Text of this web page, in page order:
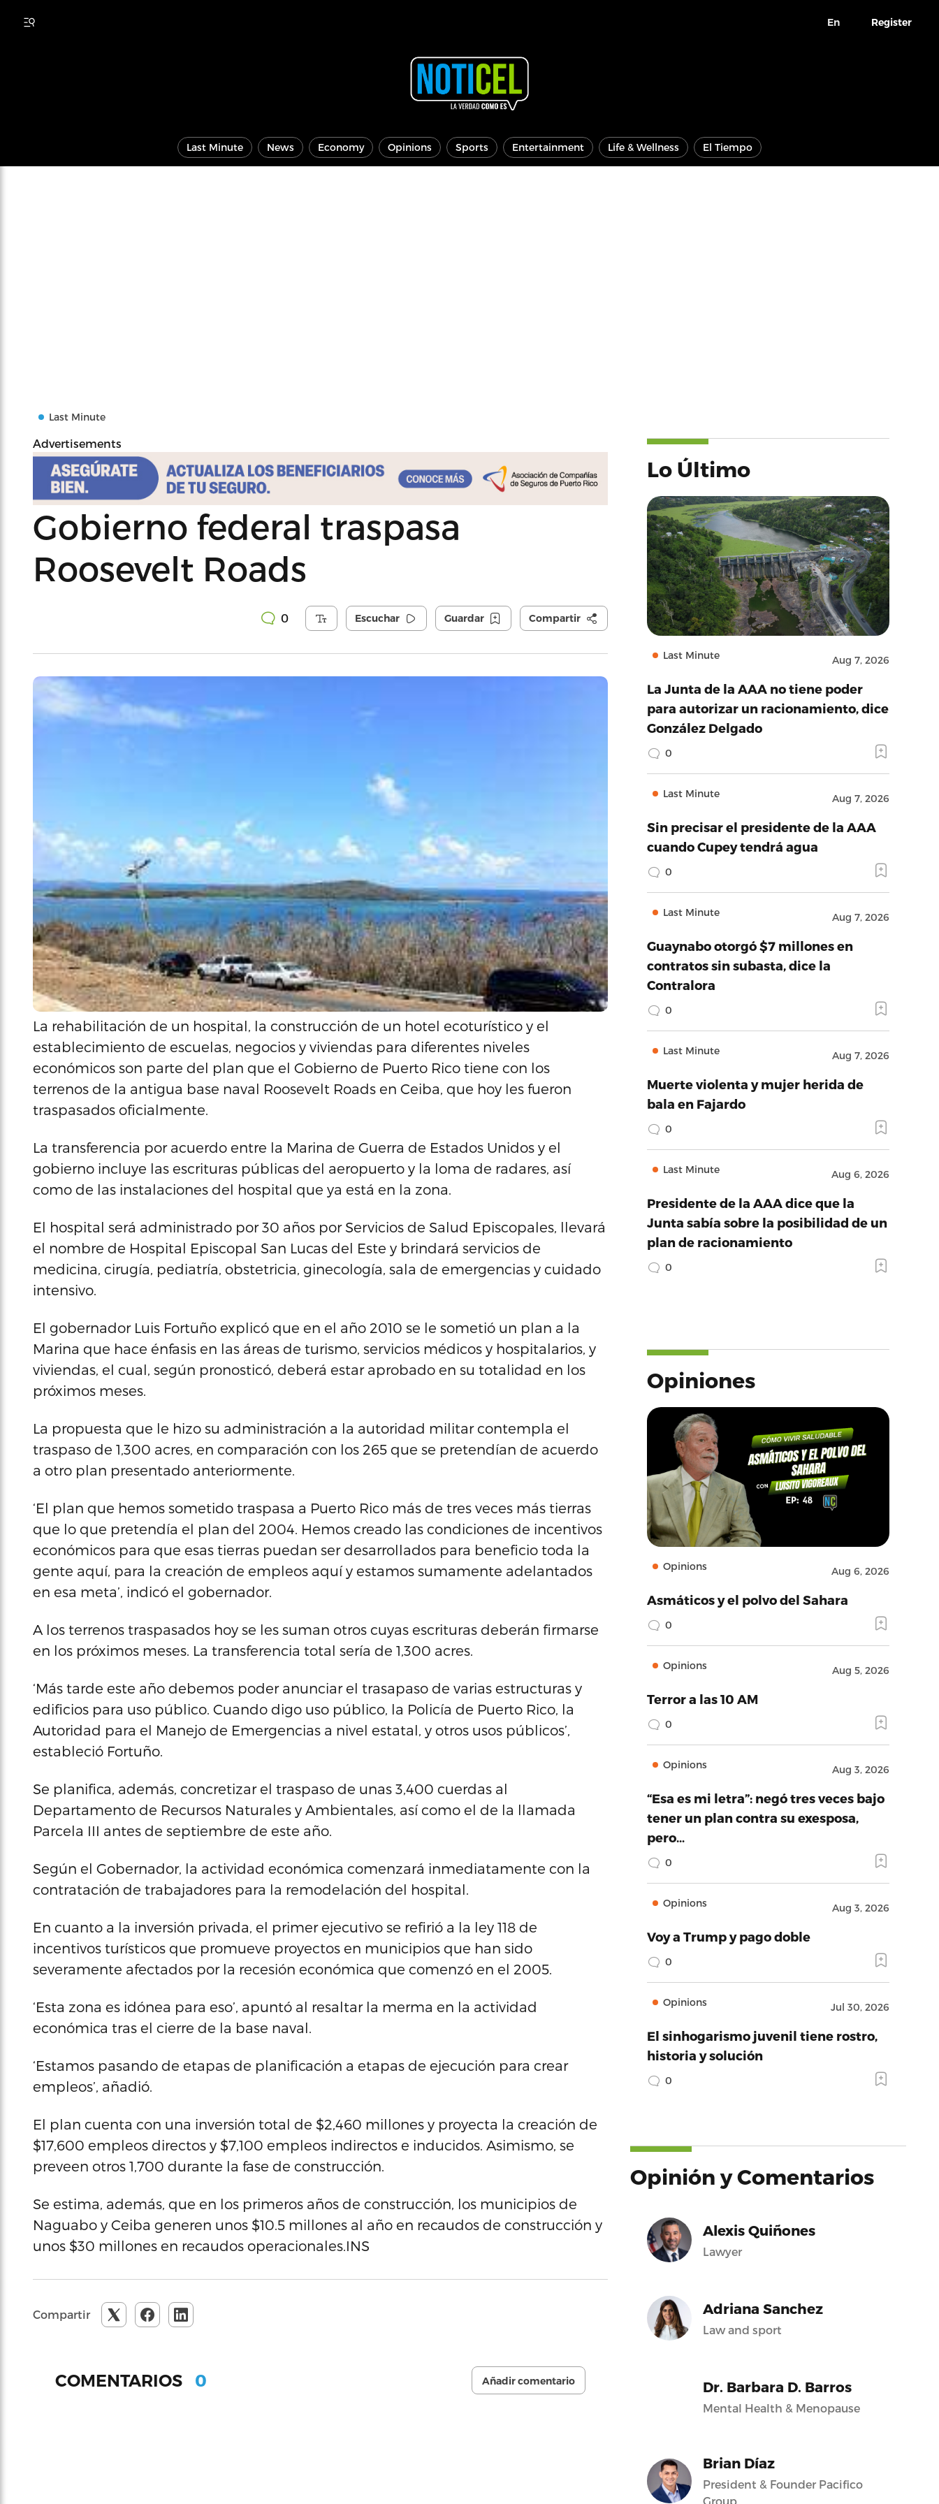
En Register
Last Minute News Economy Opinions Sports Entertainment Life & Wellness El Tiempo
Last Minute
Advertisements
Gobierno federal traspasa
Roosevelt Roads
0 Escuchar Guardar Compartir
La rehabilitación de un hospital, la construcción de un hotel ecoturístico y el
establecimiento de escuelas, negocios y viviendas para diferentes niveles
económicos son parte del plan que el Gobierno de Puerto Rico tiene con los
terrenos de la antigua base naval Roosevelt Roads en Ceiba, que hoy les fueron
traspasados oficialmente.
La transferencia por acuerdo entre la Marina de Guerra de Estados Unidos y el
gobierno incluye las escrituras públicas del aeropuerto y la loma de radares, así
como de las instalaciones del hospital que ya está en la zona.
El hospital será administrado por 30 años por Servicios de Salud Episcopales, llevará
el nombre de Hospital Episcopal San Lucas del Este y brindará servicios de
medicina, cirugía, pediatría, obstetricia, ginecología, sala de emergencias y cuidado
intensivo.
El gobernador Luis Fortuño explicó que en el año 2010 se le sometió un plan a la
Marina que hace énfasis en las áreas de turismo, servicios médicos y hospitalarios, y
viviendas, el cual, según pronosticó, deberá estar aprobado en su totalidad en los
próximos meses.
La propuesta que le hizo su administración a la autoridad militar contempla el
traspaso de 1,300 acres, en comparación con los 265 que se pretendían de acuerdo
a otro plan presentado anteriormente.
‘El plan que hemos sometido traspasa a Puerto Rico más de tres veces más tierras
que lo que pretendía el plan del 2004. Hemos creado las condiciones de incentivos
económicos para que esas tierras puedan ser desarrollados para beneficio toda la
gente aquí, para la creación de empleos aquí y estamos sumamente adelantados
en esa meta’, indicó el gobernador.
A los terrenos traspasados hoy se les suman otros cuyas escrituras deberán firmarse
en los próximos meses. La transferencia total sería de 1,300 acres.
‘Más tarde este año debemos poder anunciar el trasapaso de varias estructuras y
edificios para uso público. Cuando digo uso público, la Policía de Puerto Rico, la
Autoridad para el Manejo de Emergencias a nivel estatal, y otros usos públicos’,
estableció Fortuño.
Se planifica, además, concretizar el traspaso de unas 3,400 cuerdas al
Departamento de Recursos Naturales y Ambientales, así como el de la llamada
Parcela III antes de septiembre de este año.
Según el Gobernador, la actividad económica comenzará inmediatamente con la
contratación de trabajadores para la remodelación del hospital.
En cuanto a la inversión privada, el primer ejecutivo se refirió a la ley 118 de
incentivos turísticos que promueve proyectos en municipios que han sido
severamente afectados por la recesión económica que comenzó en el 2005.
‘Esta zona es idónea para eso’, apuntó al resaltar la merma en la actividad
económica tras el cierre de la base naval.
‘Estamos pasando de etapas de planificación a etapas de ejecución para crear
empleos’, añadió.
El plan cuenta con una inversión total de $2,460 millones y proyecta la creación de
$17,600 empleos directos y $7,100 empleos indirectos e inducidos. Asimismo, se
preveen otros 1,700 durante la fase de construcción.
Se estima, además, que en los primeros años de construcción, los municipios de
Naguabo y Ceiba generen unos $10.5 millones al año en recaudos de construcción y
unos $30 millones en recaudos operacionales.INS
Compartir
COMENTARIOS 0 Añadir comentario
Lo Último
Last Minute Aug 7, 2026
La Junta de la AAA no tiene poder
para autorizar un racionamiento, dice
González Delgado
0
Last Minute Aug 7, 2026
Sin precisar el presidente de la AAA
cuando Cupey tendrá agua
0
Last Minute Aug 7, 2026
Guaynabo otorgó $7 millones en
contratos sin subasta, dice la
Contralora
0
Last Minute Aug 7, 2026
Muerte violenta y mujer herida de
bala en Fajardo
0
Last Minute Aug 6, 2026
Presidente de la AAA dice que la
Junta sabía sobre la posibilidad de un
plan de racionamiento
0
Opiniones
Opinions Aug 6, 2026
Asmáticos y el polvo del Sahara
0
Opinions Aug 5, 2026
Terror a las 10 AM
0
Opinions Aug 3, 2026
“Esa es mi letra”: negó tres veces bajo
tener un plan contra su exesposa,
pero…
0
Opinions Aug 3, 2026
Voy a Trump y pago doble
0
Opinions Jul 30, 2026
El sinhogarismo juvenil tiene rostro,
historia y solución
0
Opinión y Comentarios
Alexis Quiñones
Lawyer
Adriana Sanchez
Law and sport
Dr. Barbara D. Barros
Mental Health & Menopause
Brian Díaz
President & Founder Pacifico
Group